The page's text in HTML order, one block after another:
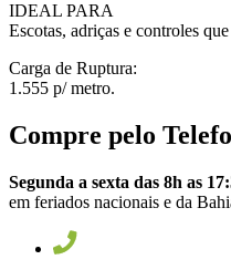
IDEAL PARA
Escotas, adriças e controles
Carga de Ruptura:
1.555 p/ metro.
Compre pelo
Segunda a sexta das 8h as
em feriados nacionais e da